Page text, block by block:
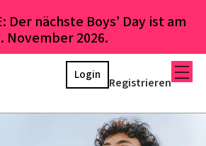
Der nächste Boys’ Day ist am
November 2026.
Registrieren
Login